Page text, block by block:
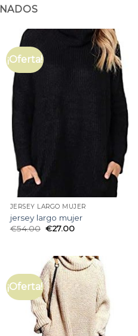
¡Oferta!
JERSEY LARGO MUJER
jersey largo mujer
€54.00 €27.00
¡Oferta!